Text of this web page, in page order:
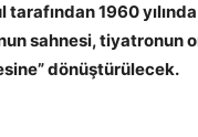
tarafından 1960
sahnesi, tiyatronun
dönüştürülecek.